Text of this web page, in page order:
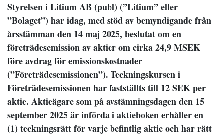
Styrelsen i Litium AB (publ) (”Litium” eller
”Bolaget”) har idag, med stöd av bemyndigande från
årsstämman den 14 maj 2025, beslutat om en
företrädesemission av aktier om cirka 24,9 MSEK
före avdrag för emissionskostnader
(”Företrädesemissionen”). Teckningskursen i
Företrädesemissionen har fastställts till 12 SEK per
aktie. Aktieägare som på avstämningsdagen den 15
september 2025 är införda i aktieboken erhåller en
(1) teckningsrätt för varje befintlig aktie och har rätt